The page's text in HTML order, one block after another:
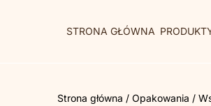
STRONA GŁÓWNA
Strona główna / Opakowania /